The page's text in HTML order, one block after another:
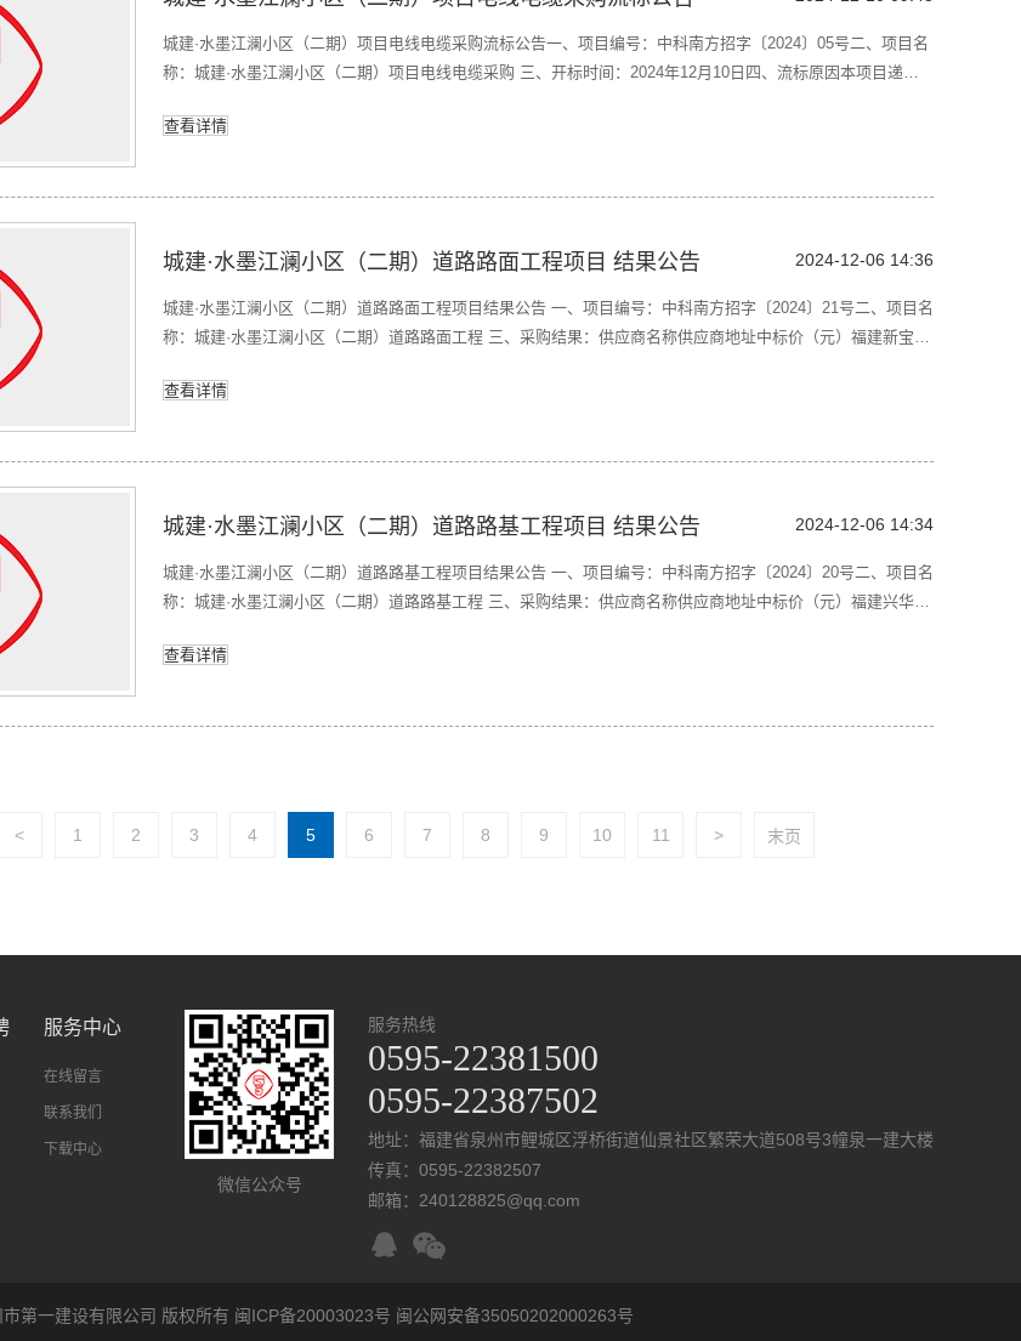
城建·水墨江澜小区（二期）项目电线电缆采购流标公告一、项目编号：中科南方招字〔2024〕05号二、项目名
称：城建·水墨江澜小区（二期）项目电线电缆采购 三、开标时间：2024年12月10日四、流标原因本项目递交
日。七、其他补充事宜：无。八、凡对本次公告内容提出询问，请按以下方式联
查看详情
城建·水墨江澜小区（二期）道路路面工程项目 结果公告 2024-12-06 14:36
城建·水墨江澜小区（二期）道路路面工程项目结果公告 一、项目编号：中科南方招字〔2024〕21号二、项目名
称：城建·水墨江澜小区（二期）道路路面工程 三、采购结果：供应商名称供应商地址中标价（元）福建新宝龙
序号项目名称工期1城建·水墨江澜小区（二期）道路路面工程60
查看详情
城建·水墨江澜小区（二期）道路路基工程项目 结果公告 2024-12-06 14:34
城建·水墨江澜小区（二期）道路路基工程项目结果公告 一、项目编号：中科南方招字〔2024〕20号二、项目名
称：城建·水墨江澜小区（二期）道路路基工程 三、采购结果：供应商名称供应商地址中标价（元）福建兴华禹
息：序号项目名称工期1城建·水墨江澜小区（二期）道路路基工程60日历天，
查看详情
< 1 2 3 4 5 6 7 8 9 10 11 > 末页
服务中心
在线留言
联系我们
下载中心
微信公众号
服务热线
0595-22381500
0595-22387502
地址：福建省泉州市鲤城区浮桥街道仙景社区繁荣大道508号3幢泉一建大楼
传真：0595-22382507
邮箱：240128825@qq.com
第一建设有限公司 版权所有 闽ICP备20003023号 闽公网安备35050202000263号